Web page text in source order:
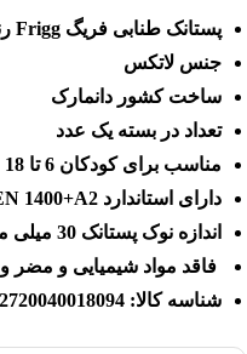
پستانک طنابی فریگ Frigg رنگ چری (Sweet Cherry)
جنس لاتکس
ساخت کشور دانمارک
تعداد در بسته یک عدد
مناسب برای کودکان 6 تا 18 ماه
دارای استاندارد EN 1400+A2
اندازه نوک پستانک 30 میلی متر
فاقد مواد شیمیایی و مضر و BPA
شناسه کالا: 2720040018094